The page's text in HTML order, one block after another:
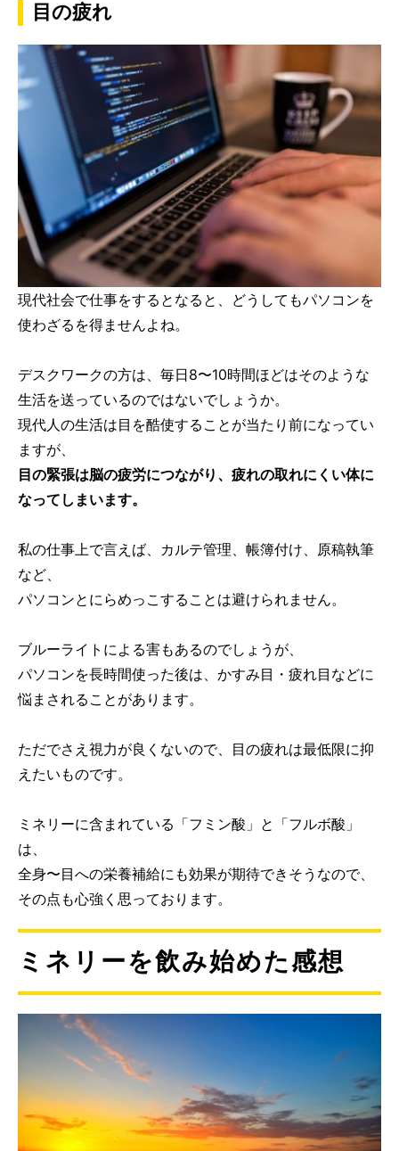
目の疲れ
現代社会で仕事をするとなると、どうしてもパソコンを
使わざるを得ませんよね。
デスクワークの方は、毎日8〜10時間ほどはそのような
生活を送っているのではないでしょうか。
現代人の生活は目を酷使することが当たり前になってい
ますが、
目の緊張は脳の疲労につながり、疲れの取れにくい体に
なってしまいます。
私の仕事上で言えば、カルテ管理、帳簿付け、原稿執筆
など、
パソコンとにらめっこすることは避けられません。
ブルーライトによる害もあるのでしょうが、
パソコンを長時間使った後は、かすみ目・疲れ目などに
悩まされることがあります。
ただでさえ視力が良くないので、目の疲れは最低限に抑
えたいものです。
ミネリーに含まれている「フミン酸」と「フルボ酸」
は、
全身〜目への栄養補給にも効果が期待できそうなので、
その点も心強く思っております。
ミネリーを飲み始めた感想